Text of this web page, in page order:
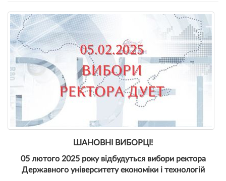
ШАНОВНІ ВИБОРЦІ!
05 лютого 2025 року відбудуться вибори ректора
Державного університету економіки і технологій